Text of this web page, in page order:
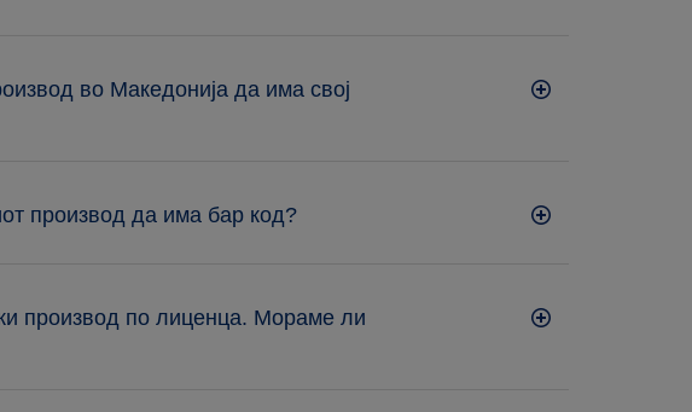
во Македонија да има свој
производ да има бар код?
производ по лиценца. Мораме ли